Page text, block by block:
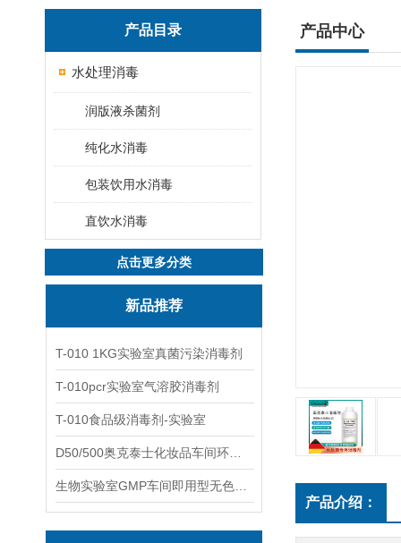
产品目录
水处理消毒
润版液杀菌剂
纯化水消毒
包装饮用水消毒
直饮水消毒
点击更多分类
新品推荐
T-010 1KG实验室真菌污染消毒剂
T-010pcr实验室气溶胶消毒剂
T-010食品级消毒剂-实验室
产品中心
产品介绍：